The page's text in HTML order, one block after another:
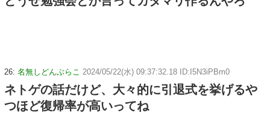
26: 名無しどんぶらこ 2024/05/22(水) 09:37:32.18 ID:I5N3iPBm0
ネトゲの話だけど、大々的に引退式を挙げるや
つほど復帰率が高いってね